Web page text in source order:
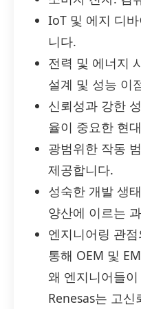
IoT 및 에지 디
니다.
전력 및 에너지
설계 및 성능 이
신뢰성과 강한
율이 중요한 현
광범위한 작동
제공합니다.
성숙한 개발 생
양산에 이르는
엔지니어링 관
통해 OEM 및
왜 엔지니어들
Renesas는 고